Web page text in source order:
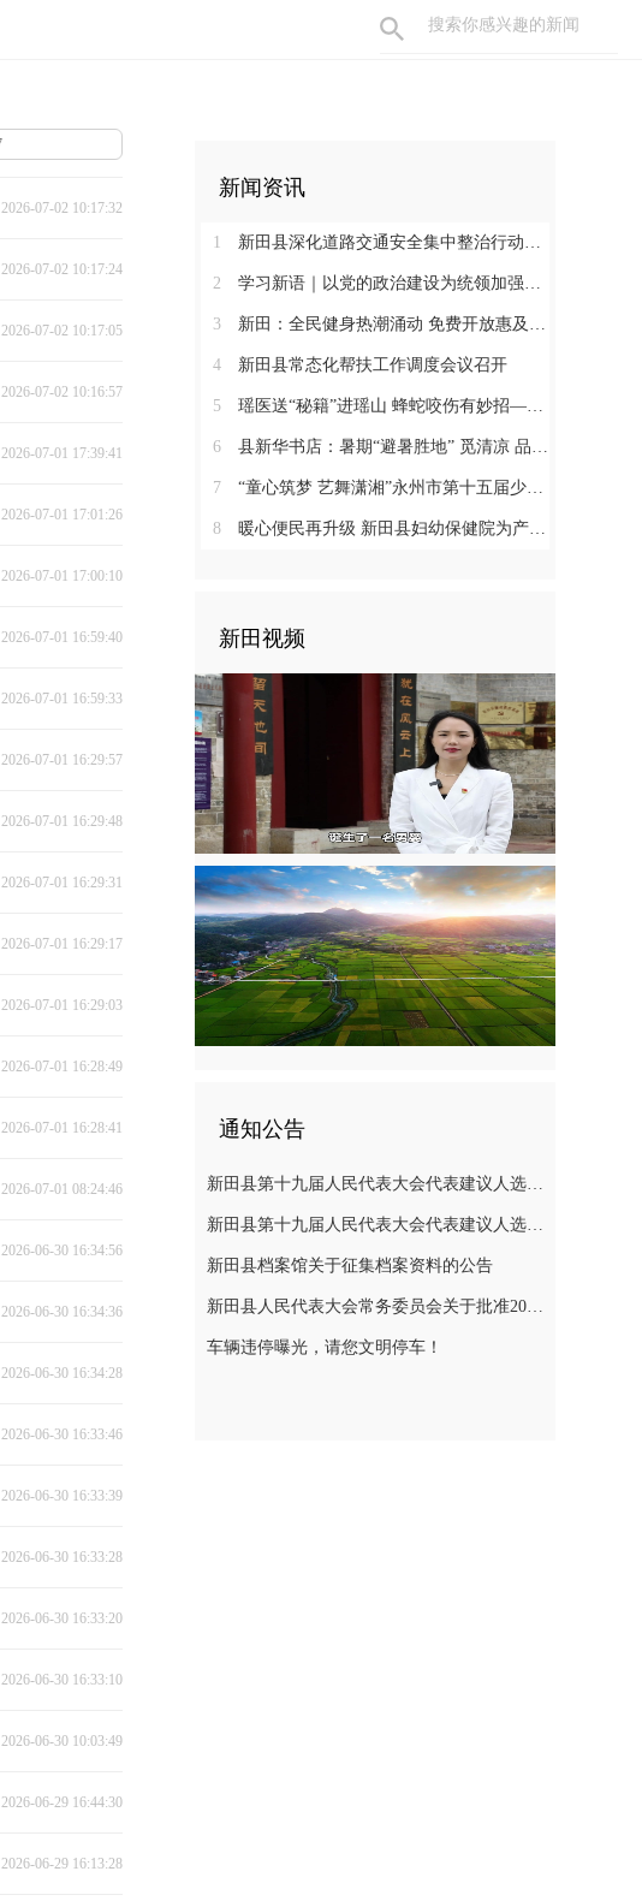
2026-07-02 10:17:32
2026-07-02 10:17:24
2026-07-02 10:17:05
2026-07-02 10:16:57
2026-07-01 17:39:41
2026-07-01 17:01:26
2026-07-01 17:00:10
2026-07-01 16:59:40
2026-07-01 16:59:33
2026-07-01 16:29:57
2026-07-01 16:29:48
2026-07-01 16:29:31
2026-07-01 16:29:17
2026-07-01 16:29:03
2026-07-01 16:28:49
2026-07-01 16:28:41
2026-07-01 08:24:46
2026-06-30 16:34:56
2026-06-30 16:34:36
2026-06-30 16:34:28
2026-06-30 16:33:46
2026-06-30 16:33:39
2026-06-30 16:33:28
2026-06-30 16:33:20
2026-06-30 16:33:10
2026-06-30 10:03:49
2026-06-29 16:44:30
2026-06-29 16:13:28
新闻资讯
1 新田县深化道路交通安全集中整治行动工作会召开
2 学习新语｜以党的政治建设为统领加强党的各方面建设
3 新田：全民健身热潮涌动 免费开放惠及千家万户
4 新田县常态化帮扶工作调度会议召开
5 瑶医送“秘籍”进瑶山 蜂蛇咬伤有妙招——新田县起头岭村这场养生讲座接地气又实用
6 县新华书店：暑期“避暑胜地” 觅清凉 品书香
7 “童心筑梦 艺舞潇湘”永州市第十五届少儿音乐舞蹈大赛决赛在新田圆满落幕
8 暖心便民再升级 新田县妇幼保健院为产检孕妇提供免费早餐
新田视频
通知公告
新田县第十九届人民代表大会代表建议人选公示
新田县第十九届人民代表大会代表建议人选公示
新田县档案馆关于征集档案资料的公告
新田县人民代表大会常务委员会关于批准2025年县级决算的决议
车辆违停曝光，请您文明停车！